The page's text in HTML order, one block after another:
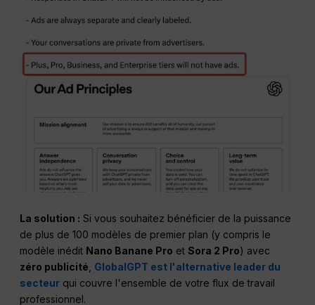
La solution : Si vous souhaitez bénéficier de la puissance
de plus de 100 modèles de premier plan (y compris le
modèle inédit Nano Banane Pro etSora 2 Pro) avec
zéro publicité GlobalGPT est l'alternative leader du
secteur qui couvre l'ensemble de votre flux de travail
professionnel.